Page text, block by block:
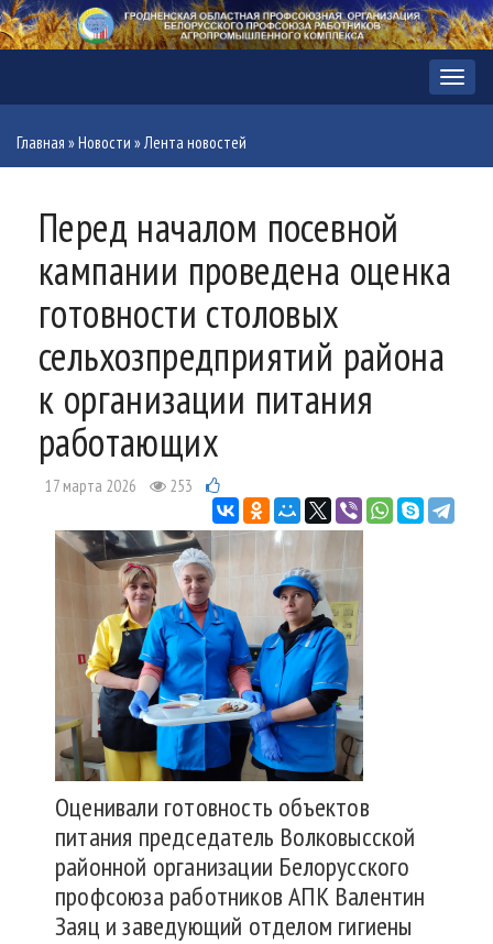
Меню
Главная »Новости »Лента новостей
Перед началом посевной
кампании проведена оценка
готовности столовых
сельхозпредприятий района
к организации питания
работающих
17 марта 2026 253
Оценивали готовность объектов
питания председатель Волковысской
районной организации Белорусского
профсоюза работников АПК Валентин
Заяц и заведующий отделом гигиены